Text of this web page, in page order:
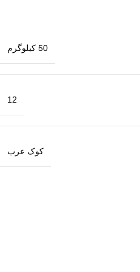
50 کیلوگرم
12
کوک عرب